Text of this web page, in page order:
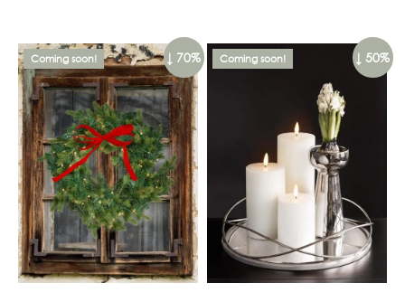
Coming soon! ↓ 70% Coming soon! ↓ 50%